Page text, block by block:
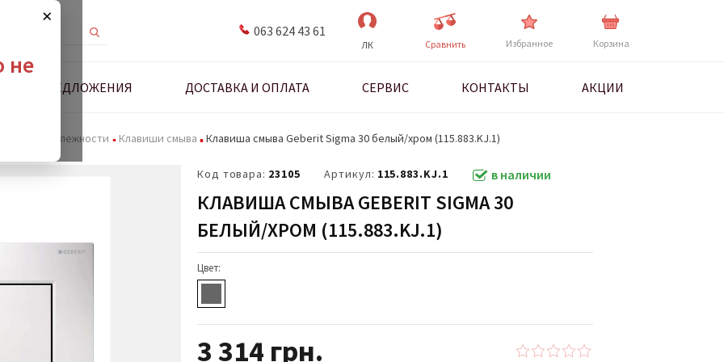
×
не
063 624 43 61
ЛК Cравнить Избранное Корзина
ПРЕДЛОЖЕНИЯ ДОСТАВКА И ОПЛАТА СЕРВИС КОНТАКТЫ АКЦИИ
и принадлежности Клавиши смыва Клавиша смыва Geberit Sigma 30 белый/хром (115.883.KJ.1)
Код товара: 23105 Артикул: 115.883.KJ.1 в наличии
КЛАВИША СМЫВА GEBERIT SIGMA 30
БЕЛЫЙ/ХРОМ (115.883.KJ.1)
Цвет:
3 314 грн.